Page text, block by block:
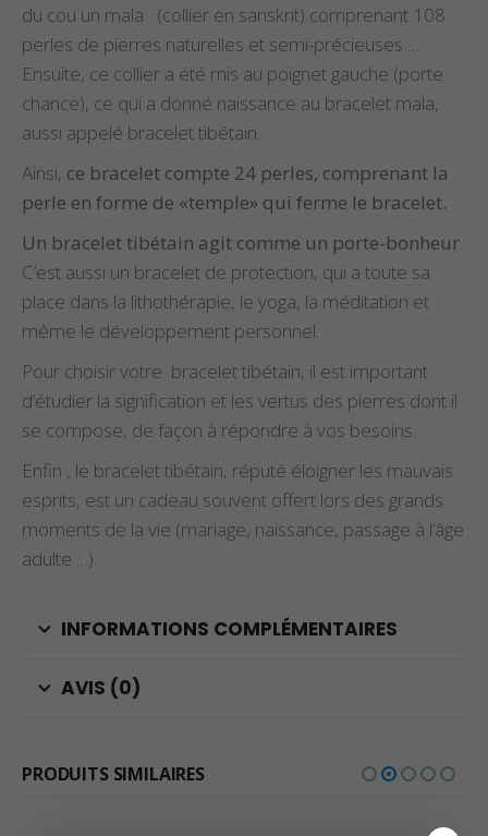
du cou un mala (collier en sanskrit) comprenant 108
perles de pierres naturelles et semi-précieuses …
Ensuite, ce collier a été mis au poignet gauche (porte
chance), ce qui a donné naissance au bracelet mala,
aussi appelé bracelet tibétain.
Ainsi, ce bracelet compte 24 perles, comprenant la
perle en forme de «temple» qui ferme le bracelet.
Un bracelet tibétain agit comme un porte-bonheur.
C’est aussi un bracelet de protection, qui a toute sa
place dans la lithothérapie, le yoga, la méditation et
même le développement personnel.
Pour choisir votre bracelet tibétain, il est important
d’étudier la signification et les vertus des pierres dont il
se compose, de façon à répondre à vos besoins.
Enfin , le bracelet tibétain, réputé éloigner les mauvais
esprits, est un cadeau souvent offert lors des grands
moments de la vie (mariage, naissance, passage à l’âge
adulte …).
INFORMATIONS COMPLÉMENTAIRES
AVIS (0)
PRODUITS SIMILAIRES